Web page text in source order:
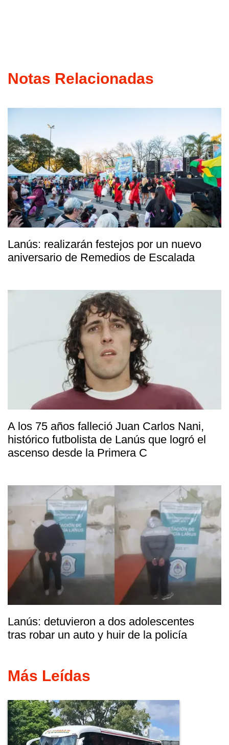
Notas Relacionadas
Lanús: realizarán festejos por un nuevo
aniversario de Remedios de Escalada
A los 75 años falleció Juan Carlos Nani,
histórico futbolista de Lanús que logró el
ascenso desde la Primera C
Lanús: detuvieron a dos adolescentes
tras robar un auto y huir de la policía
Más Leídas